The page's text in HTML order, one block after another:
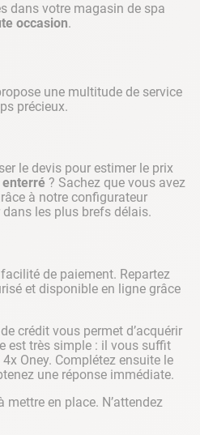
dans votre magasin de spa
occasion.
une multitude de service
précieux.
le devis pour estimer le prix
? Sachez que vous avez
à notre configurateur
dans les plus brefs délais.
de paiement. Repartez
et disponible en ligne grâce
crédit vous permet d’acquérir
est très simple : il vous suffit
Oney. Complétez ensuite le
une réponse immédiate.
en place. N’attendez